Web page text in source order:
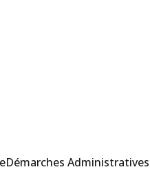
Démarches Administratives